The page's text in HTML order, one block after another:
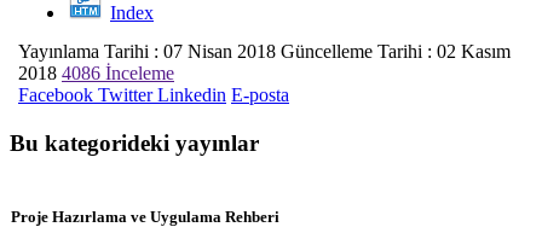
Index
Yayınlama Tarihi : 07 Nisan 2018 Güncelleme Tarihi : 02 Kasım
2018 4086 İnceleme
Facebook Twitter Linkedin E-posta
Bu kategorideki yayınlar
Proje Hazırlama ve Uygulama Rehberi